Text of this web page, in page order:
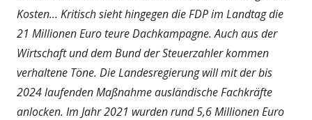
Kosten... Kritisch sieht hingegen die FDP im Landtag die
21 Millionen Euro teure Dachkampagne. Auch aus der
Wirtschaft und dem Bund der Steuerzahler kommen
verhaltene Töne. Die Landesregierung will mit der bis
2024 laufenden Maßnahme ausländische Fachkräfte
anlocken. Im Jahr 2021 wurden rund 5,6 Millionen Euro